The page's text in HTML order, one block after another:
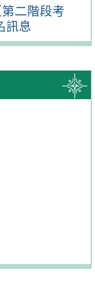
二階段考
訊息